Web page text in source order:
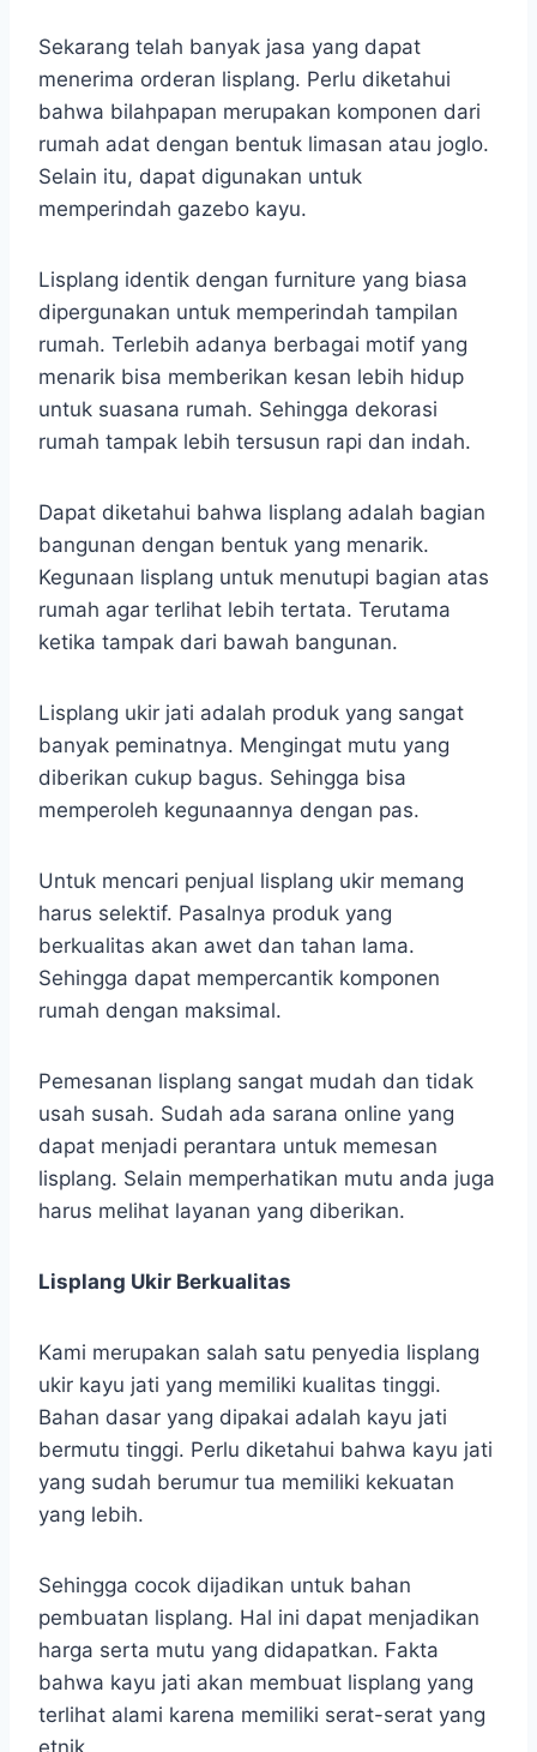
Sekarang telah banyak jasa yang dapat
menerima orderan lisplang. Perlu diketahui
bahwa bilahpapan merupakan komponen dari
rumah adat dengan bentuk limasan atau joglo.
Selain itu, dapat digunakan untuk
memperindah gazebo kayu.
Lisplang identik dengan furniture yang biasa
dipergunakan untuk memperindah tampilan
rumah. Terlebih adanya berbagai motif yang
menarik bisa memberikan kesan lebih hidup
untuk suasana rumah. Sehingga dekorasi
rumah tampak lebih tersusun rapi dan indah.
Dapat diketahui bahwa lisplang adalah bagian
bangunan dengan bentuk yang menarik.
Kegunaan lisplang untuk menutupi bagian atas
rumah agar terlihat lebih tertata. Terutama
ketika tampak dari bawah bangunan.
Lisplang ukir jati adalah produk yang sangat
banyak peminatnya. Mengingat mutu yang
diberikan cukup bagus. Sehingga bisa
memperoleh kegunaannya dengan pas.
Untuk mencari penjual lisplang ukir memang
harus selektif. Pasalnya produk yang
berkualitas akan awet dan tahan lama.
Sehingga dapat mempercantik komponen
rumah dengan maksimal.
Pemesanan lisplang sangat mudah dan tidak
usah susah. Sudah ada sarana online yang
dapat menjadi perantara untuk memesan
lisplang. Selain memperhatikan mutu anda juga
harus melihat layanan yang diberikan.
Lisplang Ukir Berkualitas
Kami merupakan salah satu penyedia lisplang
ukir kayu jati yang memiliki kualitas tinggi.
Bahan dasar yang dipakai adalah kayu jati
bermutu tinggi. Perlu diketahui bahwa kayu jati
yang sudah berumur tua memiliki kekuatan
yang lebih.
Sehingga cocok dijadikan untuk bahan
pembuatan lisplang. Hal ini dapat menjadikan
harga serta mutu yang didapatkan. Fakta
bahwa kayu jati akan membuat lisplang yang
terlihat alami karena memiliki serat-serat yang
etnik.